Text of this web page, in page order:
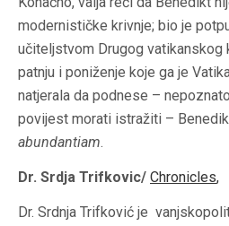
modernističke krivnje; bio je
učiteljstvom Drugog vatikanskog
patnju i poniženje koje ga je
natjerala da podnese –
povijest morati istražiti –
abundantiam.
Dr. Srdja Trifkovic/ Chronicles,
Dr. Srdnja Trifković je